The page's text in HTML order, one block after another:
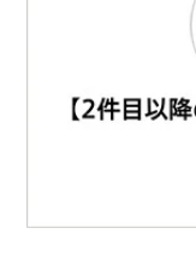
ビジネスサポートプロ
スミセイ法人クラブ